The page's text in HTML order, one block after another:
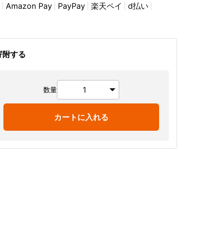
Amazon Pay PayPay 楽天ペイ d払い
する
数量
カートに入れる